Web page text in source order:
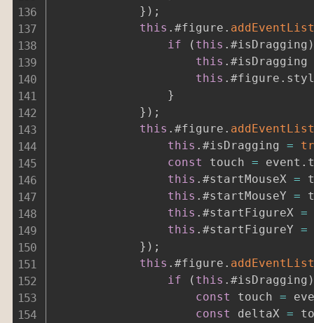
} ) ;
this . #figure .
if
( this . #isDragging )
this . #isDragging
this . #figure .
}
} ) ;
this . #figure .
this . #isDragging =
const touch = event .
this . #startMouseX =
this . #startMouseY =
this . #startFigureX =
this . #startFigureY =
} ) ;
this . #figure .
if
( this . #isDragging )
const touch =
const deltaX =